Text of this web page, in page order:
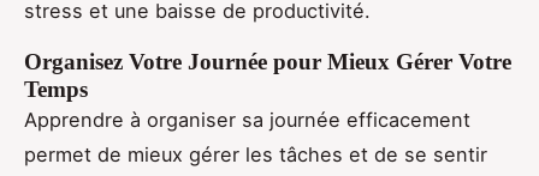
stress et une baisse de productivité.
Organisez Votre Journée pour Mieux Gérer Votre
Temps
Apprendre à organiser sa journée efficacement
permet de mieux gérer les tâches et de se sentir